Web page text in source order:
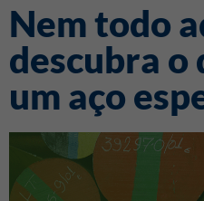
Nem todo
descubra o
um aço